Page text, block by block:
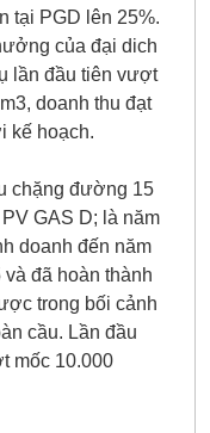
tại PGD lên 25%.
của đại dich
lần đầu tiên vượt
doanh thu đạt
kế hoạch.
chặng đường 15
GAS D; là năm
doanh đến năm
đã hoàn thành
trong bối cảnh
cầu. Lần đầu
mốc 10.000